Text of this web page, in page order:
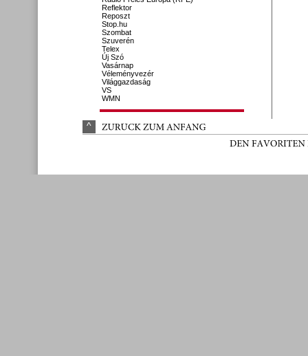
Reflektor
Reposzt
Stop.hu
Szombat
Szuverén
Telex
Új Szó
Vasárnap
Véleményvezér
Világgazdaság
VS
WMN
^ ZURÜCK ZUM ANFANG
DEN FAVORITEN